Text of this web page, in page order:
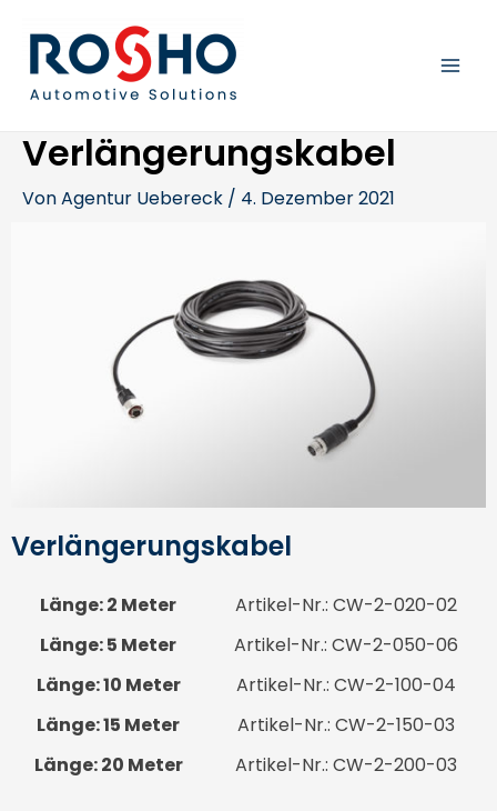
Inhalt
springen
Verlängerungskabel
VonAgentur Uebereck / 4. Dezember 2021
Verlängerungskabel
Länge: 2 Meter
Artikel-Nr.: CW-2-020-02
Länge: 5 Meter
Artikel-Nr.: CW-2-050-06
Länge: 10 Meter
Artikel-Nr.: CW-2-100-04
Länge: 15 Meter
Artikel-Nr.: CW-2-150-03
Länge: 20 Meter
Artikel-Nr.: CW-2-200-03